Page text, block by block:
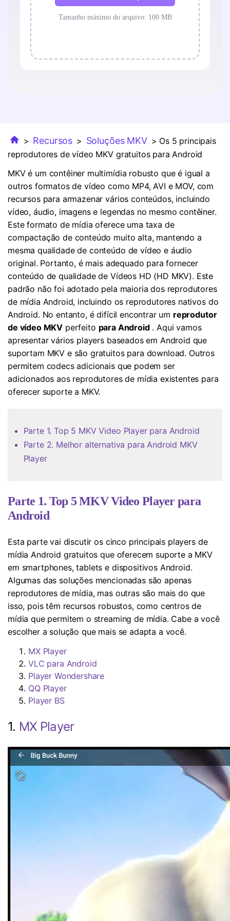
> Recursos > Soluções MKV > Os 5 principais
reprodutores de vídeo MKV gratuitos para Android
MKV é um contêiner multimídia robusto que é igual a
outros formatos de vídeo como MP4, AVI e MOV, com
recursos para armazenar vários conteúdos, incluindo
vídeo, áudio, imagens e legendas no mesmo contêiner.
Este formato de mídia oferece uma taxa de
compactação de conteúdo muito alta, mantendo a
mesma qualidade de conteúdo de vídeo e áudio
original. Portanto, é mais adequado para fornecer
conteúdo de qualidade de Vídeos HD (HD MKV). Este
padrão não foi adotado pela maioria dos reprodutores
de mídia Android, incluindo os reprodutores nativos do
Android. No entanto, é difícil encontrar um reprodutor
de vídeo MKV perfeito para Android. Aqui vamos
apresentar vários players baseados em Android que
suportam MKV e são gratuitos para download. Outros
permitem codecs adicionais que podem ser
adicionados aos reprodutores de mídia existentes para
oferecer suporte a MKV.
Parte 1. Top 5 MKV Video Player para Android
Parte 2. Melhor alternativa para Android MKV
Player
Parte 1. Top 5 MKV Video Player para
Android
Esta parte vai discutir os cinco principais players de
mídia Android gratuitos que oferecem suporte a MKV
em smartphones, tablets e dispositivos Android.
Algumas das soluções mencionadas são apenas
reprodutores de mídia, mas outras são mais do que
isso, pois têm recursos robustos, como centros de
mídia que permitem o streaming de mídia. Cabe a você
escolher a solução que mais se adapta a você.
MX Player
VLC para Android
Player Wondershare
QQ Player
Player BS
1. MX Player